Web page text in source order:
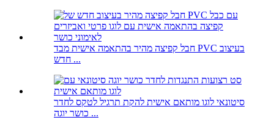
חבל קפיצה מהיר בהתאמה אישית מבד PVC בעיצוב
חדש ...
סיטונאי לוגו מותאם אישית להקת תרגיל לטקס לחדר
כושר יוגה ...